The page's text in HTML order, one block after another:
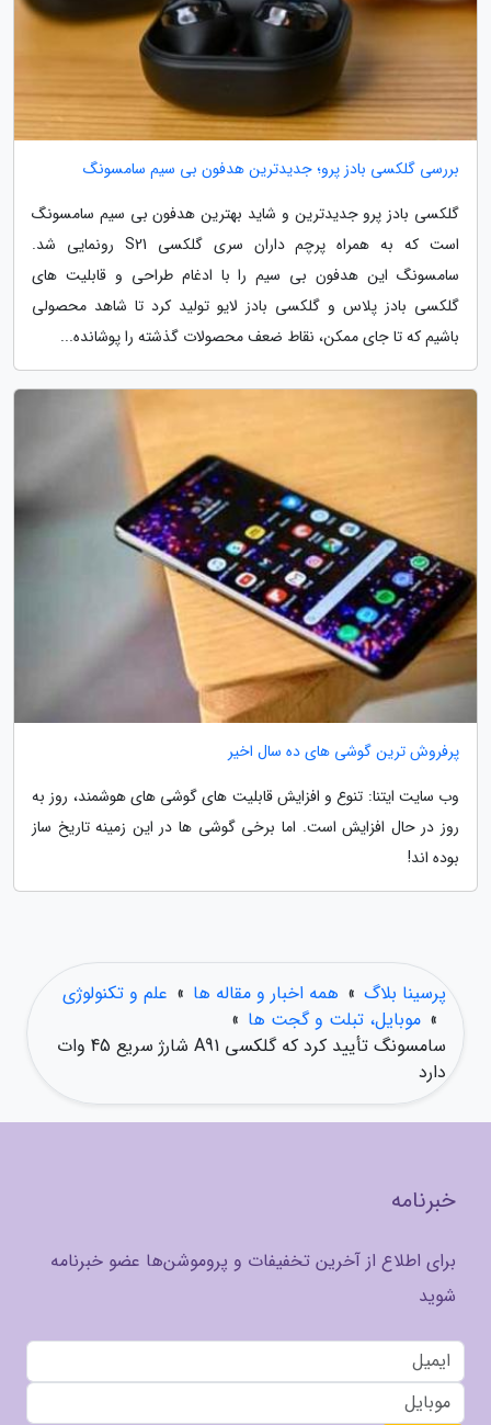
بررسی گلکسی بادز پرو؛ جدیدترین هدفون بی سیم سامسونگ
گلکسی بادز پرو جدیدترین و شاید بهترین هدفون بی سیم سامسونگ
است که به همراه پرچم داران سری گلکسی S21 رونمایی شد.
سامسونگ این هدفون بی سیم را با ادغام طراحی و قابلیت های
گلکسی بادز پلاس و گلکسی بادز لایو تولید کرد تا شاهد محصولی
باشیم که تا جای ممکن، نقاط ضعف محصولات گذشته را پوشانده...
پرفروش ترین گوشی های ده سال اخیر
وب سایت ایتنا: تنوع و افزایش قابلیت های گوشی های هوشمند، روز به
روز در حال افزایش است. اما برخی گوشی ها در این زمینه تاریخ ساز
بوده اند!
پرسینا بلاگ » همه اخبار و مقاله ها » علم و تکنولوژی
» موبایل، تبلت و گجت ها »
سامسونگ تأیید کرد که گلکسی A91 شارژ سریع 45 وات
دارد
خبرنامه
برای اطلاع از آخرین تخفیفات و پروموشن‌ها عضو خبرنامه
شوید